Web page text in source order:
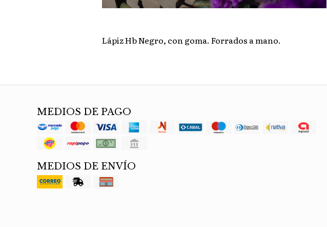
Lápiz Hb Negro, con goma. Forrados a mano.
MEDIOS DE PAGO
MEDIOS DE ENVÍO